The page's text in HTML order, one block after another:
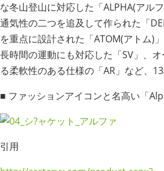
な冬山登山に対応した「ALPHA(アル
通気性の二つを追及して作られた「
を重点に設計された「ATOM(アトム)
長時間の運動にも対応した「SV」、
る柔軟性のある仕様の「AR」など、
■ ファッションアイコンと名高い「
引用